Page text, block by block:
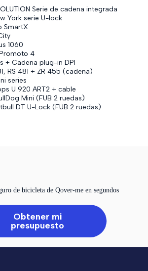
Serie de cadena integrada
York serie U-lock
SmartX
1060
4
+ Cadena plug-in DPI
RS 481 + ZR 455 (cadena)
series
U 920 ART2 + cable
Mini (FUB 2 ruedas)
DT U-Lock (FUB 2 ruedas)
de bicicleta de Qover-me en segundos
Obtener mi
presupuesto